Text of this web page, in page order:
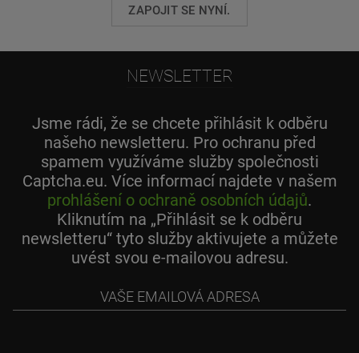
ZAPOJIT SE NYNÍ.
NEWSLETTER
Jsme rádi, že se chcete přihlásit k odběru
našeho newsletteru. Pro ochranu před
spamem využíváme služby společnosti
Captcha.eu. Více informací najdete v našem
prohlášení o ochraně osobních údajů.
Kliknutím na „Přihlásit se k odběru
newsletteru“ tyto služby aktivujete a můžete
uvést svou e-mailovou adresu.
adresa